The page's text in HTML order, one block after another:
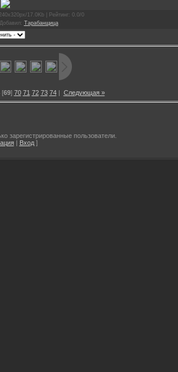
17.0Kb | Рейтинг: 0.0/0
Добавил: Тарабанщица
[69] 70 71 72 73 74| Следующая »
зарегистрированные пользователи.
| Вход]